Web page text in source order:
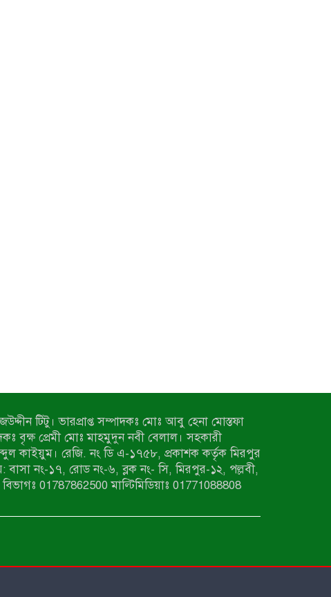
টিটু। ভারপ্রাপ্ত সম্পাদকঃ মোঃ আবু হেনা মোস্তফা
বৃক্ষ প্রেমী মোঃ মাহমুদুন নবী বেলাল। সহকারী
কাইয়ুম। রেজি. নং ডি এ-১৭৫৮, প্রকাশক কর্তৃক মিরপুর
বাসা নং-১৭, রোড নং-৬, ব্লক নং- সি, মিরপুর-১২, পল্লবী,
01787862500 মাল্টিমিডিয়াঃ 01771088808